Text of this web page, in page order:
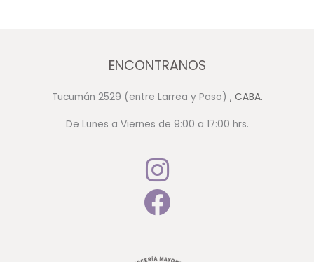
ENCONTRANOS
Tucumán 2529 (entre Larrea y Paso) , CABA.
De Lunes a Viernes de 9:00 a 17:00 hrs.